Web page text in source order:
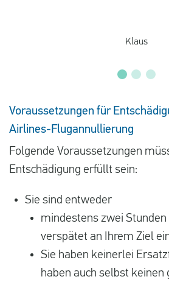
Klaus
Voraussetzungen für
Airlines-Flugannullierung
Folgende Voraussetzungen
Entschädigung erfüllt sein:
Sie sind entweder
mindestens zwei
verspätet an Ihrem Ziel
Sie haben keinerlei
haben auch selbst keinen